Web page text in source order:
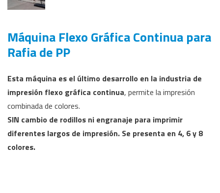
Máquina Flexo Gráfica Continua para
Rafia de PP
Esta máquina es el último desarrollo en la industria de
impresión flexo gráfica continua, permite la impresión
combinada de colores.
SIN cambio de rodillos ni engranaje para imprimir
diferentes largos de impresión. Se presenta en 4, 6 y 8
colores.